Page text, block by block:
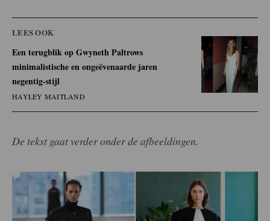
LEES OOK
Een terugblik op Gwyneth Paltrows
minimalistische en ongeëvenaarde jaren
negentig-stijl
HAYLEY MAITLAND
De tekst gaat verder onder de afbeeldingen.